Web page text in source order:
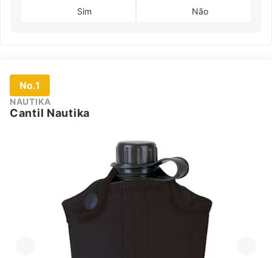
Sim Não
No.1
NAUTIKA
Cantil Nautika